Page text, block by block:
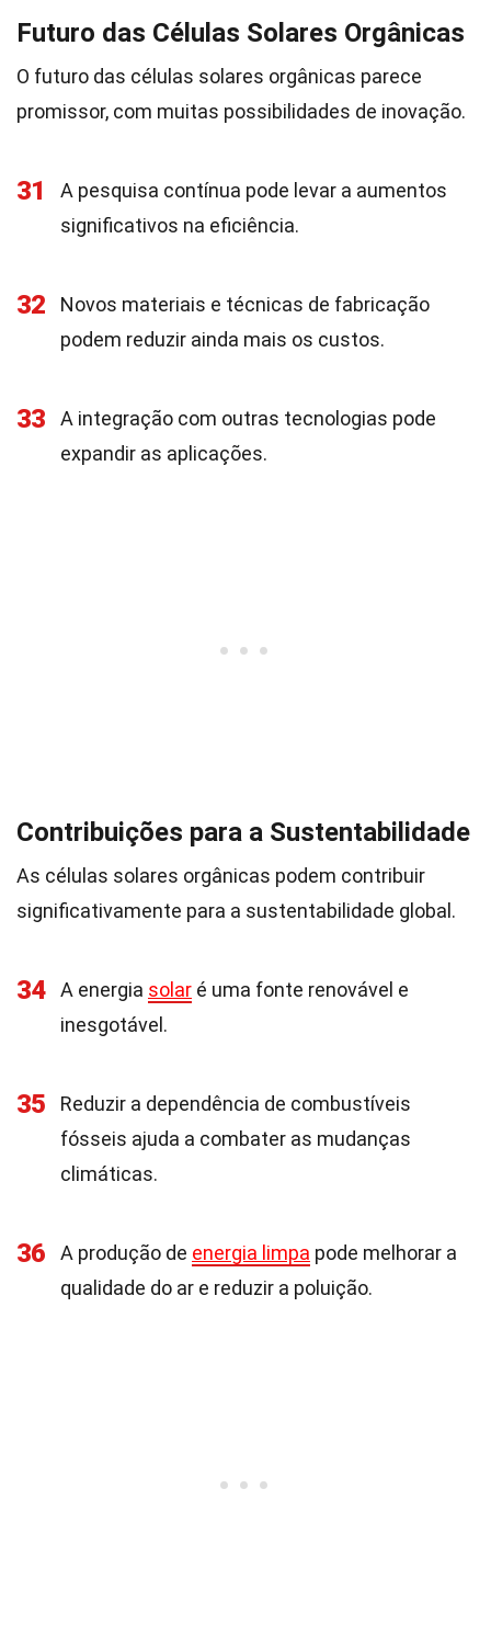
Futuro das Células Solares Orgânicas
O futuro das células solares orgânicas parece
promissor, com muitas possibilidades de inovação.
31
A pesquisa contínua pode levar a aumentos
significativos na eficiência.
32
Novos materiais e técnicas de fabricação
podem reduzir ainda mais os custos.
33
A integração com outras tecnologias pode
expandir as aplicações.
Contribuições para a Sustentabilidade
As células solares orgânicas podem contribuir
significativamente para a sustentabilidade global.
34 A energia solar é uma fonte renovável e
inesgotável.
35
Reduzir a dependência de combustíveis
fósseis ajuda a combater as mudanças
climáticas.
36 A produção de energia limpa pode melhorar a
qualidade do ar e reduzir a poluição.